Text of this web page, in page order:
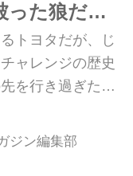
った狼だっ
トヨタだが、じ
ャレンジの歴史
を行き過ぎたク
た？ と首をかし
、トヨタのチャ
てみる。第7回
ジン編集部